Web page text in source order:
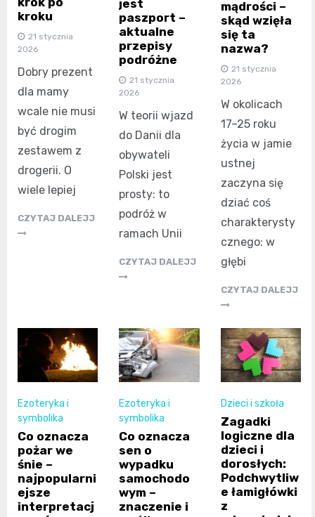
kroku
21 stycznia
2026
Dobry prezent
dla mamy
wcale nie musi
być drogim
zestawem z
drogerii. O
wiele lepiej
CZYTAJ DALEJJ
jest
paszport –
aktualne
przepisy
podróżne
21 stycznia
2026
W teorii wjazd
do Danii dla
obywateli
Polski jest
prosty: to
podróż w
ramach Unii
CZYTAJ DALEJJ
mądrości –
skąd wzięła
się ta
nazwa?
21 stycznia
2026
W okolicach
17–25 roku
życia w jamie
ustnej
zaczyna się
dziać coś
charakterysty
cznego: w
głębi
CZYTAJ DALEJJ
Ezoteryka i
symbolika
Co oznacza
pożar we
śnie –
najpopularni
ejsze
interpretacj
Ezoteryka i
symbolika
Co oznacza
sen o
wypadku
samochodo
wym –
znaczenie i
Dzieci i szkoła
Zagadki
logiczne dla
dzieci i
dorosłych:
Podchwytliw
e łamigłówki
z